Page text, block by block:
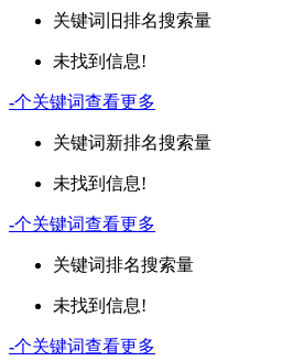
关键词 旧排名搜索量
未找到信息!
-个关键词查看更多
关键词新排名搜索量
未找到信息!
-个关键词查看更多
关键词排名搜索量
未找到信息!
-个关键词查看更多